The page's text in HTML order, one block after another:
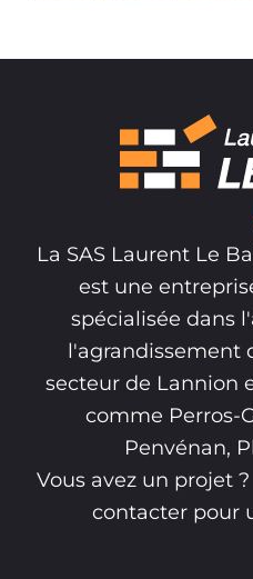
La SAS Laurent Le
est une
spécialisée dans
l'agrandissement
secteur de Lannion
comme Perros-
Penvénan,
Vous avez un projet
contacter pour